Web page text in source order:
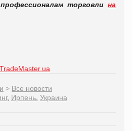
торговли на
> Все новости
, Ирпень Украина